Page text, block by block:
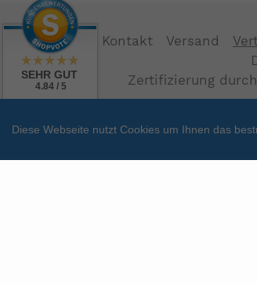
Kontakt Versand
Zertifizierung
Diese Webseite nutzt Cookies um Ihnen das
SEHR GUT
4.84 / 5